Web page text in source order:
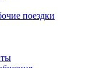
поездки